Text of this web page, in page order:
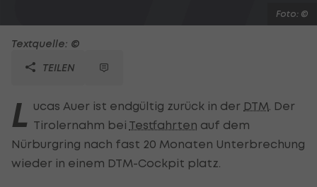
Foto: ©
Textquelle: ©
TEILEN
L ucas Auer ist endgültig zurück in der DTM . Der
Tirolernahm bei Testfahrten auf dem
Nürburgring nach fast 20 Monaten Unterbrechung
wieder in einem DTM-Cockpit platz.